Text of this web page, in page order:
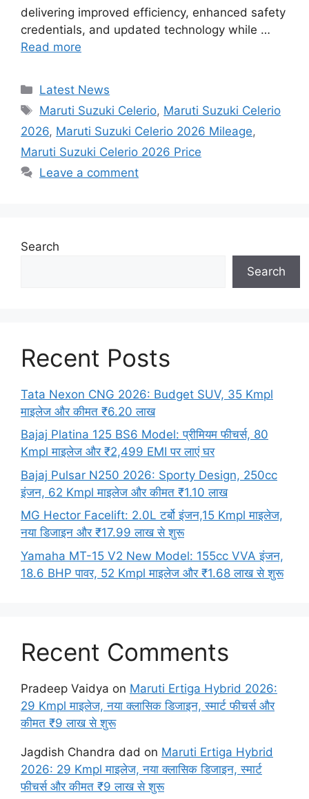
delivering improved efficiency, enhanced safety
credentials, and updated technology while …
Read more
Categories
Latest News
Tags
Maruti Suzuki Celerio, Maruti Suzuki Celerio
2026, Maruti Suzuki Celerio 2026 Mileage,
Maruti Suzuki Celerio 2026 Price
Leave a comment
Search
Search
Recent Posts
Tata Nexon CNG 2026: Budget SUV, 35 Kmpl
माइलेज और कीमत ₹6.20 लाख
Bajaj Platina 125 BS6 Model: प्रीमियम फीचर्स, 80
Kmpl माइलेज और ₹2,499 EMI पर लाएं घर
Bajaj Pulsar N250 2026: Sporty Design, 250cc
इंजन, 62 Kmpl माइलेज और कीमत ₹1.10 लाख
MG Hector Facelift: 2.0L टर्बो इंजन,15 Kmpl माइलेज,
नया डिजाइन और ₹17.99 लाख से शुरू
Yamaha MT-15 V2 New Model: 155cc VVA इंजन,
18.6 BHP पावर, 52 Kmpl माइलेज और ₹1.68 लाख से शुरू
Recent Comments
Pradeep Vaidya on Maruti Ertiga Hybrid 2026:
29 Kmpl माइलेज, नया क्लासिक डिजाइन, स्मार्ट फीचर्स और
कीमत ₹9 लाख से शुरू
Jagdish Chandra dad on Maruti Ertiga Hybrid
2026: 29 Kmpl माइलेज, नया क्लासिक डिजाइन, स्मार्ट
फीचर्स और कीमत ₹9 लाख से शुरू